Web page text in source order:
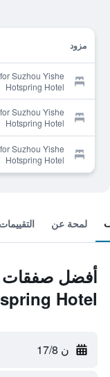
مزود
Suzhou Yishe
Hotspring Hotel
Suzhou Yishe
Hotspring Hotel
Suzhou Yishe
Hotspring Hotel
لمحة عن التقييمات
Hotel
ن 17/8